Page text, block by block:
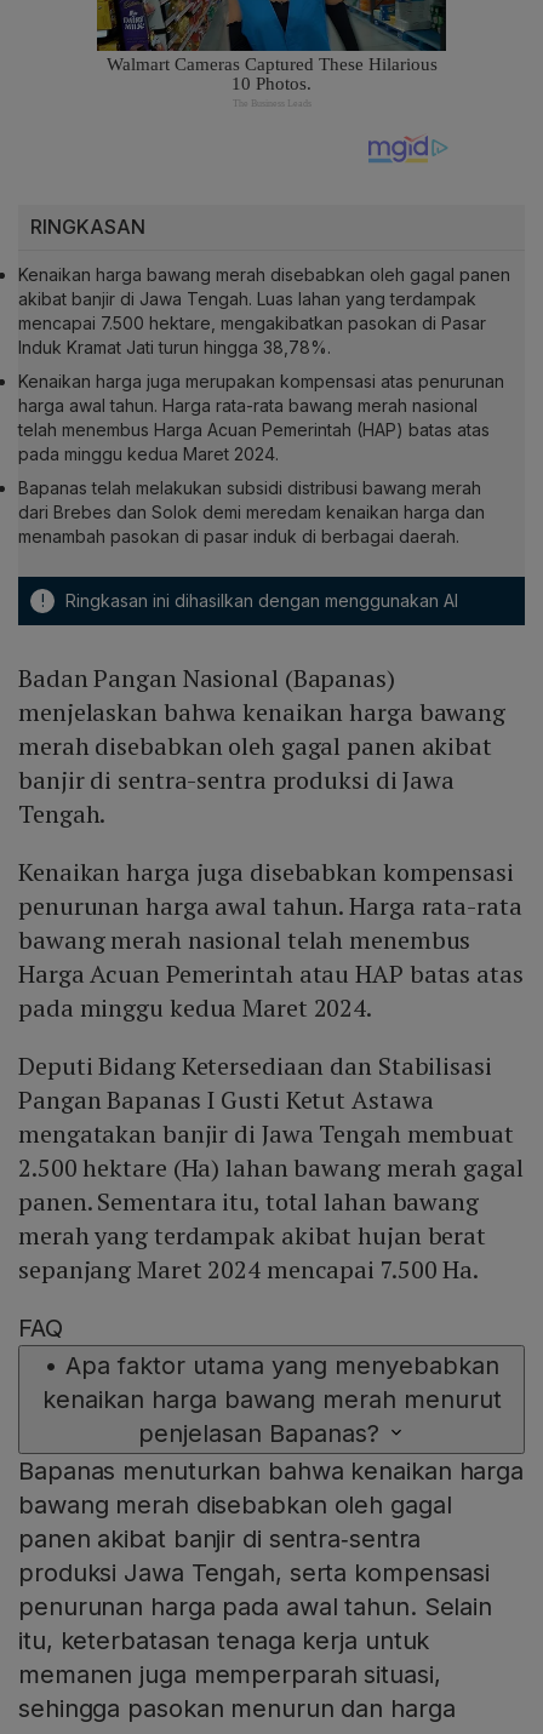
RINGKASAN
Kenaikan harga bawang merah disebabkan oleh gagal panen
akibat banjir di Jawa Tengah. Luas lahan yang terdampak
mencapai 7.500 hektare, mengakibatkan pasokan di Pasar
Induk Kramat Jati turun hingga 38,78%.
Kenaikan harga juga merupakan kompensasi atas penurunan
harga awal tahun. Harga rata-rata bawang merah nasional
telah menembus Harga Acuan Pemerintah (HAP) batas atas
pada minggu kedua Maret 2024.
Bapanas telah melakukan subsidi distribusi bawang merah
dari Brebes dan Solok demi meredam kenaikan harga dan
menambah pasokan di pasar induk di berbagai daerah.
! Ringkasan ini dihasilkan dengan menggunakan AI
Badan Pangan Nasional (Bapanas)
menjelaskan bahwa kenaikan harga bawang
merah disebabkan oleh gagal panen akibat
banjir di sentra-sentra produksi di Jawa
Tengah.
Kenaikan harga juga disebabkan kompensasi
penurunan harga awal tahun. Harga rata-rata
bawang merah nasional telah menembus
Harga Acuan Pemerintah atau HAP batas atas
pada minggu kedua Maret 2024.
Deputi Bidang Ketersediaan dan Stabilisasi
Pangan Bapanas I Gusti Ketut Astawa
mengatakan banjir di Jawa Tengah membuat
2.500 hektare (Ha) lahan bawang merah gagal
panen. Sementara itu, total lahan bawang
merah yang terdampak akibat hujan berat
sepanjang Maret 2024 mencapai 7.500 Ha.
FAQ
• Apa faktor utama yang menyebabkan
kenaikan harga bawang merah menurut
penjelasan Bapanas?
Bapanas menuturkan bahwa kenaikan harga
bawang merah disebabkan oleh gagal
panen akibat banjir di sentra‑sentra
produksi Jawa Tengah, serta kompensasi
penurunan harga pada awal tahun. Selain
itu, keterbatasan tenaga kerja untuk
memanen juga memperparah situasi,
sehingga pasokan menurun dan harga